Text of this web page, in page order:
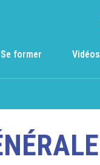
Se former Vidéos